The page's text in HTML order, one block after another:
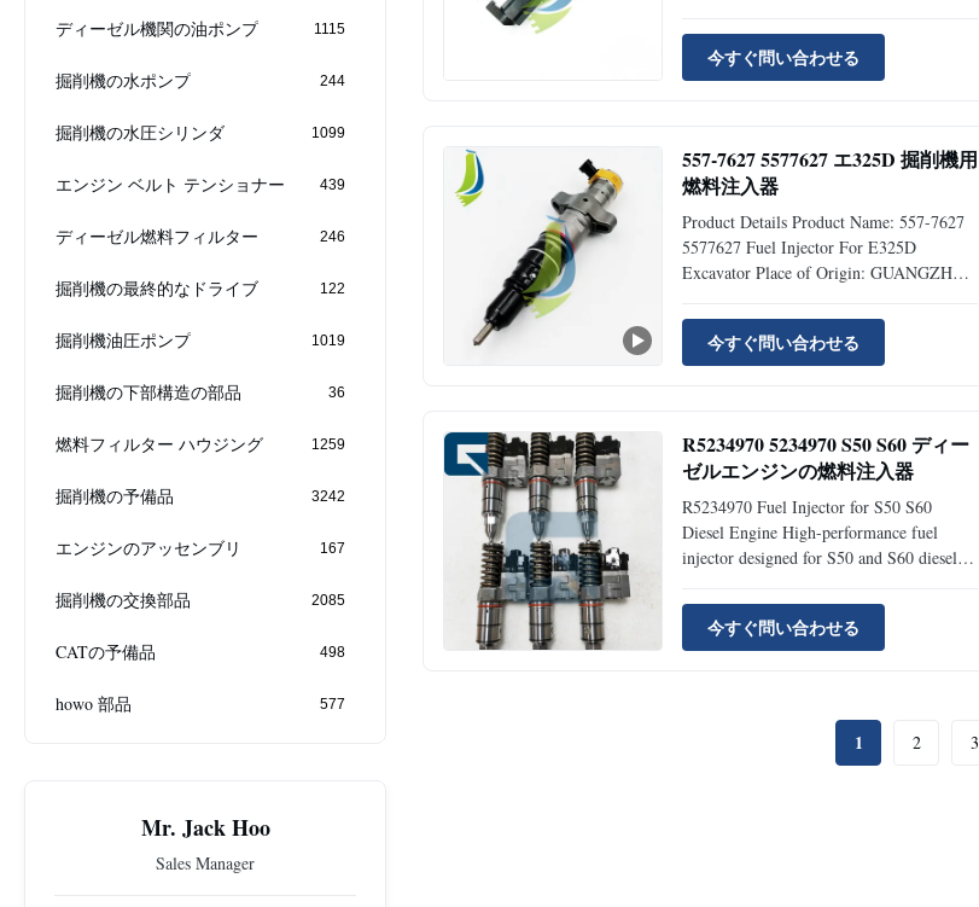
ディーゼル機関の油ポンプ 1115
掘削機の水ポンプ 244
掘削機の水圧シリンダ 1099
エンジン ベルト テンショナー 439
ディーゼル燃料フィルター 246
掘削機の最終的なドライブ 122
掘削機油圧ポンプ 1019
掘削機の下部構造の部品 36
燃料フィルター ハウジング 1259
掘削機の予備品 3242
エンジンのアッセンブリ 167
掘削機の交換部品 2085
CATの予備品 498
howo 部品 577
Mr. Jack Hoo
Sales Manager
Number: 4903084 Type: Excavator
Accessories MOQ 1 Piece Condition:
Original Availability: Rick Stock Supply
今すぐ問い合わせる
557-7627 5577627 エ325D 掘削機用
燃料注入器
Product Details Product Name: 557-7627
5577627 Fuel Injector For E325D
Excavator Place of Origin: GUANGZHOU
E325D Part Number: 557-7627 Type:
Excavator Accessories MOQ 1 Piece
Condition: Original Availability: Rick
今すぐ問い合わせる
R5234970 5234970 S50 S60 ディー
ゼルエンジンの燃料注入器
R5234970 Fuel Injector for S50 S60
Diesel Engine High-performance fuel
injector designed for S50 and S60 diesel
engine performance. Product Specifications
Product Name Fuel Injector Part Number
5234970 Brand Name JIAJUE Model S50
今すぐ問い合わせる
1 2 3